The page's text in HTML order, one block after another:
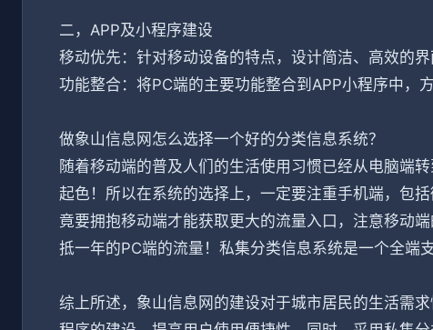
二，APP及小程序建设
移动优先：针对移动设备的特点，设计简洁、高效的界
功能整合：将PC端的主要功能整合到APP小程序中，
做象山信息网怎么选择一个好的分类信息系统？
随着移动端的普及人们的生活使用习惯已经从电脑端
起色！所以在系统的选择上，一定要注重手机端，包
竟要拥抱移动端才能获取更大的流量入口，注意移动
抵一年的PC端的流量！私集分类信息系统是一个全端
综上所述，象山信息网的建设对于城市居民的生活需